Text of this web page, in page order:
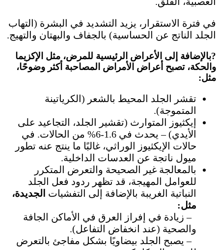
في فترة الاستقرار، يزيد التشديد في البشرة (التهاب
الجلد الناتج عن الحساسية) بالجفاف والبهتان والتهيج.
?بالإضافة إلى الأعراض الرئيسية للمرض، مثل الإكزيما
والحكة، تصبح أعراض الأمراض المصاحبة أكثر وضوحًا،
مثل:
تقشر الجلد المحيط بالشعر (الكرياتينة
المتموجة).
إيكثيوز المتوارث (تقشير الجلد، التجاعيد على
الأيدي) – يحدث في 1.6-6% من الحالات. في
حالات الإيكثيوز الوراثي، غالبًا ما ينتج عنه تطور
ميول ناتجة عن العدسات الداخلية.
بالمعالجة غير الصحيحة والتعرض المتكرر
للعوامل المهيجة، قد تظهر ردود فعل الجلد
النباتية الغريبة بالإضافة إلى التفشيات الجديدة،
مثل:
– زيادة في إفراز العرق في الأماكن الجافة
والصحية (عند انخفاض التفاعل).
– يصبح الجلد بيضاويًا بشكل مفاجئ بالتعرض